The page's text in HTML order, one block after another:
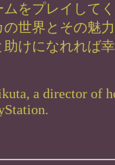
をプレイして
世界とその魅
けになれれば
a director of